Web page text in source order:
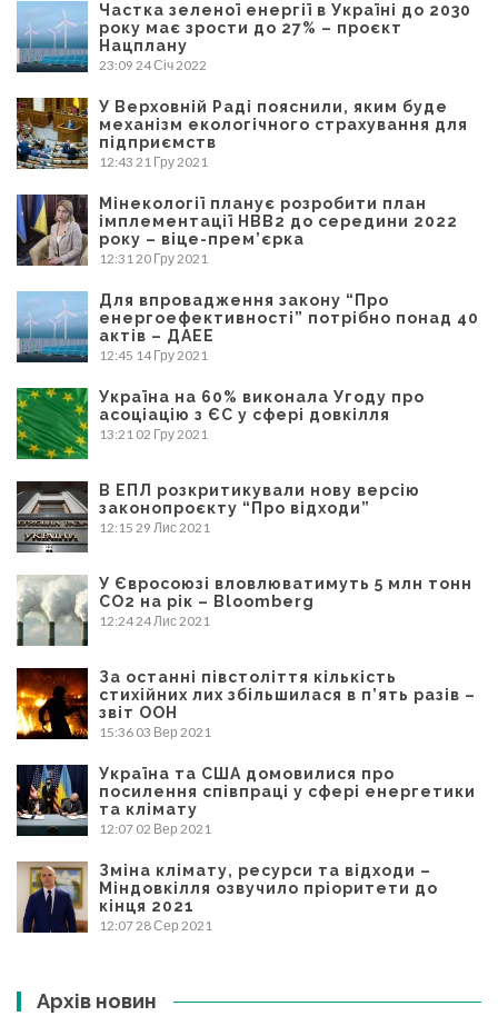
Частка зеленої енергії в Україні до 2030
року має зрости до 27% – проєкт
Нацплану
23:09 24 Січ 2022
У Верховній Раді пояснили, яким буде
механізм екологічного страхування для
підприємств
12:43 21 Гру 2021
Мінекології планує розробити план
імплементації НВВ2 до середини 2022
року – віце-прем’єрка
12:3120 Гру 2021
Для впровадження закону “Про
енергоефективності” потрібно понад 40
актів – ДАЕЕ
12:45 14 Гру 2021
Україна на 60% виконала Угоду про
асоціацію з ЄС у сфері довкілля
13:21 02 Гру 2021
В ЕПЛ розкритикували нову версію
законопроєкту “Про відходи”
12:15 29 Лис 2021
У Євросоюзі вловлюватимуть 5 млн тонн
CO2 на рік – Bloomberg
12:2424 Лис 2021
За останні півстоліття кількість
стихійних лих збільшилася в п’ять разів –
звіт ООН
15:36 03 Вер 2021
Україна та США домовилися про
посилення співпраці у сфері енергетики
та клімату
12:07 02 Вер 2021
Зміна клімату, ресурси та відходи –
Міндовкілля озвучило пріоритети до
кінця 2021
12:0728 Сер 2021
Архів новин